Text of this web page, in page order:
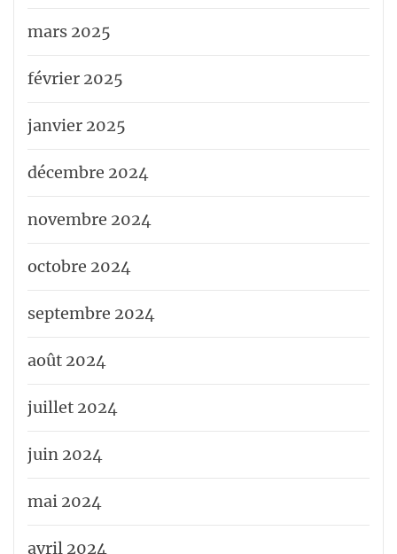
mars 2025
février 2025
janvier 2025
décembre 2024
novembre 2024
octobre 2024
septembre 2024
août 2024
juillet 2024
juin 2024
mai 2024
avril 2024